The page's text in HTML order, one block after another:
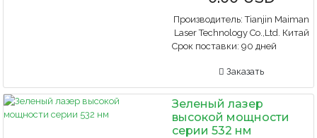
Производитель:Tianjin Maiman
Laser Technology Co.,Ltd. Китай
Срок поставки: 90 дней
Заказать
Зеленый лазер
высокой мощности
серии 532 нм